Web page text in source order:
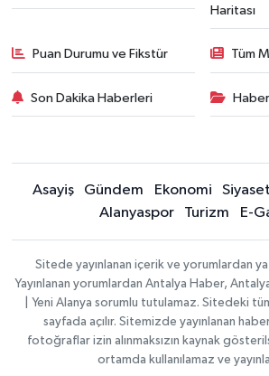
Haritası
Puan Durumu ve Fikstür Tüm
Son Dakika Haberleri
Asayiş Gündem Ekonomi Siyaset
Alanyaspor
Turizm E-
Sitede yayınlanan içerik ve yorumlardan
Yayınlanan yorumlardan Antalya Haber,
| Yeni Alanya sorumlu tutulamaz. Sitedeki
sayfada açılır. Sitemizde yayınlanan
fotoğraflar izin alınmaksızın kaynak
ortamda kullanılamaz ve